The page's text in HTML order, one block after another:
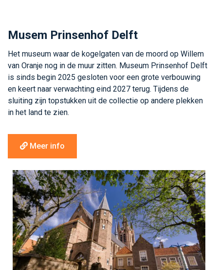
Musem Prinsenhof Delft
Het museum waar de kogelgaten van de moord op Willem
van Oranje nog in de muur zitten. Museum Prinsenhof Delft
is sinds begin 2025 gesloten voor een grote verbouwing
en keert naar verwachting eind 2027 terug. Tijdens de
sluiting zijn topstukken uit de collectie op andere plekken
in het land te zien.
Meer info